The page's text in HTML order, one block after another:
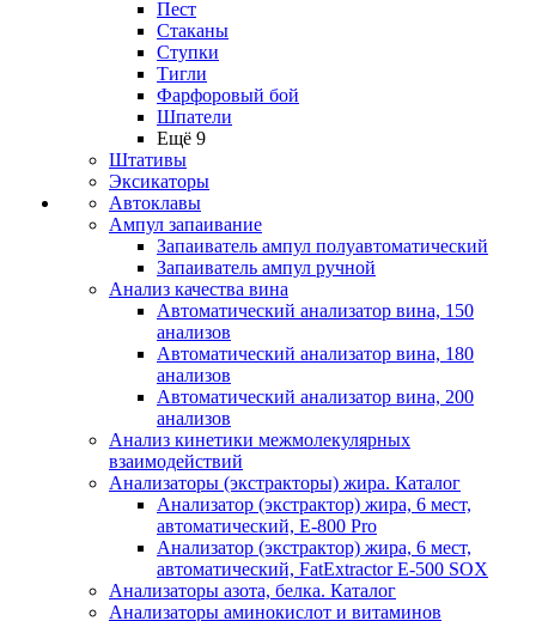
Пест
Стаканы
Ступки
Тигли
Фарфоровый бой
Шпатели
Ещё 9
Штативы
Эксикаторы
Автоклавы
Ампул запаивание
Запаиватель ампул полуавтоматический
Запаиватель ампул ручной
Анализ качества вина
Автоматический анализатор вина, 150
анализов
Автоматический анализатор вина, 180
анализов
Автоматический анализатор вина, 200
анализов
Анализ кинетики межмолекулярных
взаимодействий
Анализаторы (экстракторы) жира. Каталог
Анализатор (экстрактор) жира, 6 мест,
автоматический, E-800 Pro
Анализатор (экстрактор) жира, 6 мест,
автоматический, FatExtractor E-500 SOX
Анализаторы азота, белка. Каталог
Анализаторы аминокислот и витаминов